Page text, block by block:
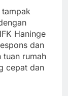
Haninge
dan
tuan rumah
cepat dan